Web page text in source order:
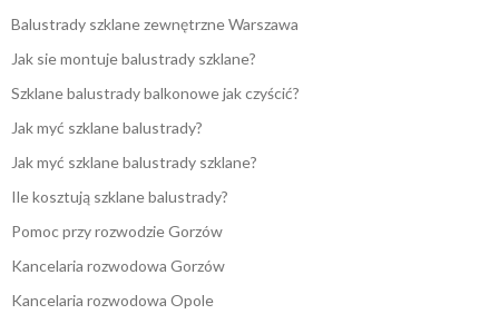
Balustrady szklane zewnętrzne Warszawa
Jak sie montuje balustrady szklane?
Szklane balustrady balkonowe jak czyścić?
Jak myć szklane balustrady?
Jak myć szklane balustrady szklane?
Ile kosztują szklane balustrady?
Pomoc przy rozwodzie Gorzów
Kancelaria rozwodowa Gorzów
Kancelaria rozwodowa Opole